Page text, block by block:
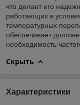
что делает его
работающих в
температурных
обеспечивает
необходимость
Скрыть
Характеристики